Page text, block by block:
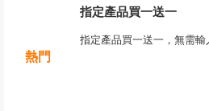
熱門
指定產品買一送一
指定產品買一送一，無需輸